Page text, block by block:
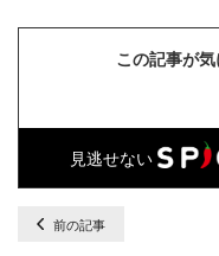
この記事が
見逃せない
前の記事